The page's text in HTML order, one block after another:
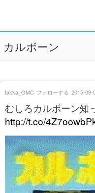
カルボーン
むしろカルボーン知
http://t.co/
takka_GMC フォローする 2015-09-